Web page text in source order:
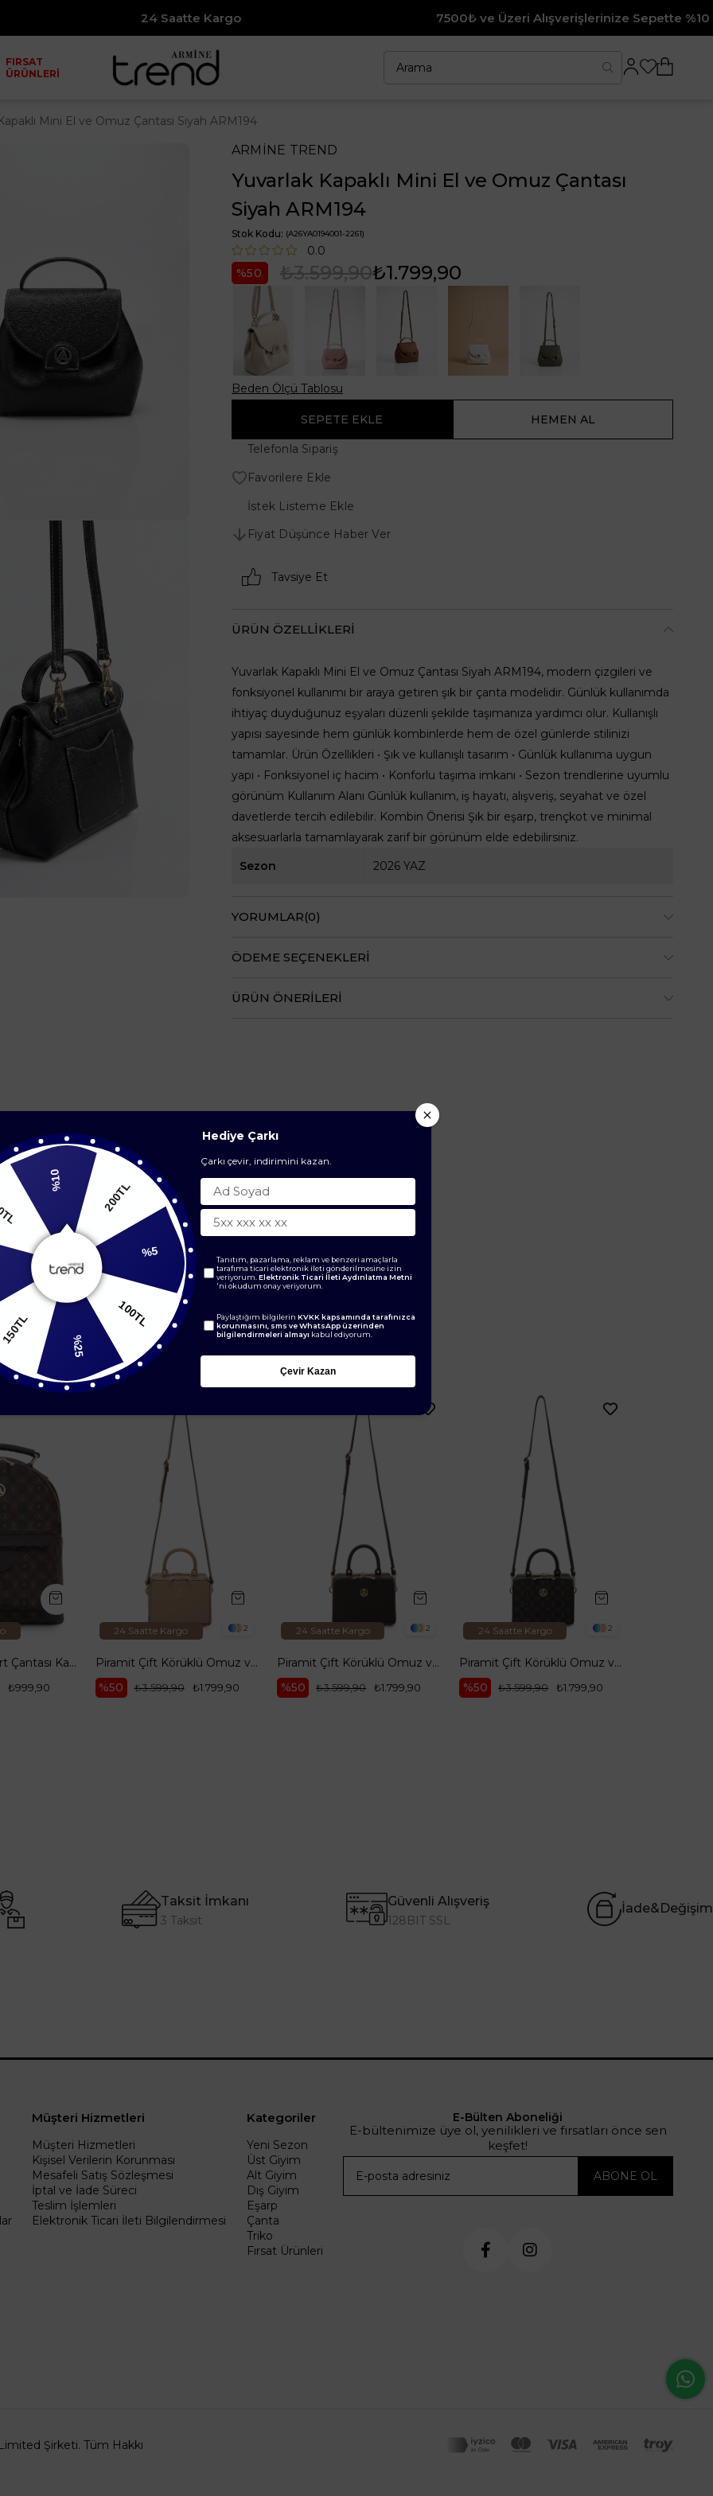
7500₺ ve Üzeri Alışverişlerinize Sepette %10 İndirim
FIRSAT
ÜRÜNLERİ
Mini El ve Omuz Çantası Siyah ARM194
ARMİNE TREND
Yuvarlak Kapaklı Mini El ve Omuz Çantası
Siyah ARM194
Stok Kodu (A26YA0194001-2261)
0.0
50
₺3.599,90₺1.799,90
Beden Ölçü Tablosu
Telefonla Sipariş
Favorilere Ekle
İstek Listeme Ekle
Fiyat Düşünce Haber Ver
Tavsiye Et
ÜRÜN ÖZELLIKLERI
Yuvarlak Kapaklı Mini El ve Omuz Çantası Siyah ARM194, modern çizgileri ve
fonksiyonel kullanımı bir araya getiren şık bir çanta modelidir. Günlük kullanımda
ihtiyaç duyduğunuz eşyaları düzenli şekilde taşımanıza yardımcı olur. Kullanışlı
yapısı sayesinde hem günlük kombinlerde hem de özel günlerde stilinizi
tamamlar. Ürün Özellikleri • Şık ve kullanışlı tasarım • Günlük kullanıma uygun
yapı • Fonksiyonel iç hacim • Konforlu taşıma imkanı • Sezon trendlerine uyumlu
görünüm Kullanım Alanı Günlük kullanım, iş hayatı, alışveriş, seyahat ve özel
davetlerde tercih edilebilir. Kombin Önerisi Şık bir eşarp, trençkot ve minimal
aksesuarlarla tamamlayarak zarif bir görünüm elde edebilirsiniz.
Sezon
2026 YAZ
YORUMLAR(0)
ÖDEME SEÇENEKLERI
ÜRÜN ÖNERILERI
BENZER ÜRÜNLER
Önden Bantlı Sırt Çantası Kahverengi ARM 165
2
24 Saatte Kargo
Piramit Çift Körüklü Omuz ve El Çantası Bej ARM168
%50
₺1.799,90
₺3.599,90
2
24 Saatte Kargo
Piramit Çift Körüklü Omuz ve El Çantası Kahverengi ARM168
%50
₺1.799,90
₺3.599,90
2
24 Saatte Kargo
Piramit Çift Körüklü Omuz ve El Çantası Siyah Baskılı ARM168
%50
₺1.799,90
₺3.599,90
Taksit İmkanı
3 Taksit
Güvenli Alışveriş
128BIT SSL
İade&Değişim
Müşteri Hizmetleri
Müşteri Hizmetleri
Kişisel Verilerin Korunması
Mesafeli Satış Sözleşmesi
İptal ve İade Süreci
Teslim İşlemleri
Elektronik Ticari İleti Bilgilendirmesi
Kategoriler
Yeni Sezon
Üst Giyim
Alt Giyim
Dış Giyim
Eşarp
Çanta
Triko
Fırsat Ürünleri
E-Bülten Aboneliği
E-bültenimize üye ol, yenilikleri ve fırsatları önce sen
keşfet!
ABONE OL
Şirketi. Tüm Hakkı
200TL
100TL
200TL
Hediye Çarkı
Çarkı çevir, indirimini kazan.
Tanıtım, pazarlama, reklam ve benzeri amaçlarla
tarafıma ticari elektronik ileti gönderilmesine izin
veriyorum. Elektronik Ticari İleti Aydınlatma Metni
'ni okudum onay veriyorum.
Paylaştığım bilgilerin KVKK kapsamında tarafınızca
korunmasını, sms ve WhatsApp üzerinden
bilgilendirmeleri almayı kabul ediyorum.
Çevir Kazan